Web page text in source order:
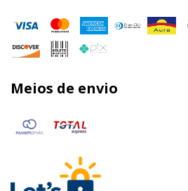
Meios de envio